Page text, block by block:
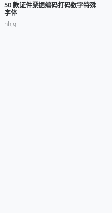
50 款证件票据编码打码数字特殊
字体
nhjq